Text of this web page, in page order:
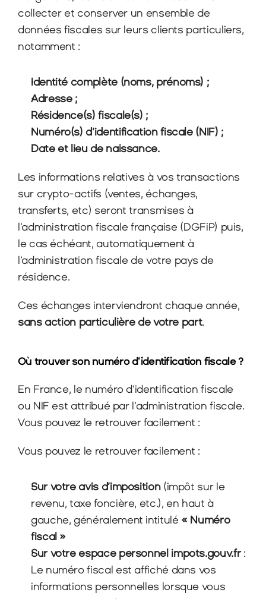
collecter et conserver un ensemble de
données fiscales sur leurs clients particuliers,
notamment :
Identité complète (noms, prénoms) ;
Adresse ;
Résidence(s) fiscale(s) ;
Numéro(s) d’identification fiscale (NIF) ;
Date et lieu de naissance.
Les informations relatives à vos transactions
sur crypto-actifs (ventes, échanges,
transferts, etc) seront transmises à
l’administration fiscale française (DGFiP) puis,
le cas échéant, automatiquement à
l’administration fiscale de votre pays de
résidence.
sans action particulière de votre part.
Où trouver son numéro d’identification fiscale ?
En France, le numéro d’identification fiscale
ou NIF est attribué par l’administration fiscale.
Vous pouvez le retrouver facilement :
Vous pouvez le retrouver facilement :
Sur votre avis d’imposition (impôt sur le
revenu, taxe foncière, etc.), en haut à
gauche, généralement intitulé « Numéro
fiscal »
Sur votre espace personnel impots.gouv.fr :
Le numéro fiscal est affiché dans vos
informations personnelles lorsque vous